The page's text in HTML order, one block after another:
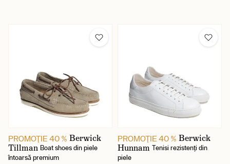
PROMOŢIE 40 % Berwick
Tillman Boat shoes din piele
întoarsă premium
PROMOŢIE 40 % Berwick
Hunnam Tenisi rezistenți din
piele